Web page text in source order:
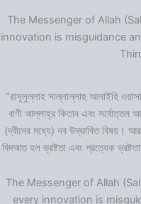
The Messenger of Allah
innovation is misguidance
“রাসূলুল্লাহ সাল্লাল্লাহু আলাইহি
বাণী আল্লাহ্‌র কিতাব এবং সর্বোত্তম
(দ্বীনের মধ্যে) নব উদ্ভাবিত বিষয়।
বিদআত হল ভ্রষ্টতা এবং প্রত্যেক
The Messenger of Allah
every innovation is